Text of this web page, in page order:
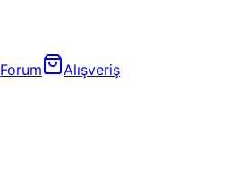
Forum
Alışveriş